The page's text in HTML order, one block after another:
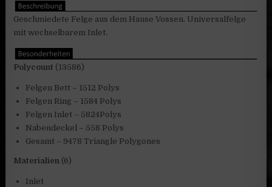
Geschmiedete Felge aus dem Hause Vossen. Universalfelge
mit wechselbarem Inlet.
Polycount (13586)
Felgen Bett – 1512 Polys
Felgen Ring – 1584 Polys
Felgen Inlet – 5824Polys
Nabendeckel – 558 Polys
Gesamt – 9478 Triangle Polygones
Materialien (6)
Inlet